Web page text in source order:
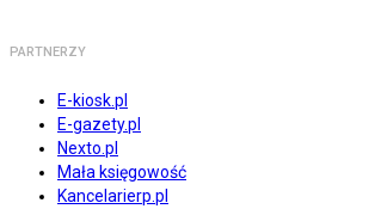
PARTNERZY
E-kiosk.pl
E-gazety.pl
Nexto.pl
Mała księgowość
Kancelarierp.pl